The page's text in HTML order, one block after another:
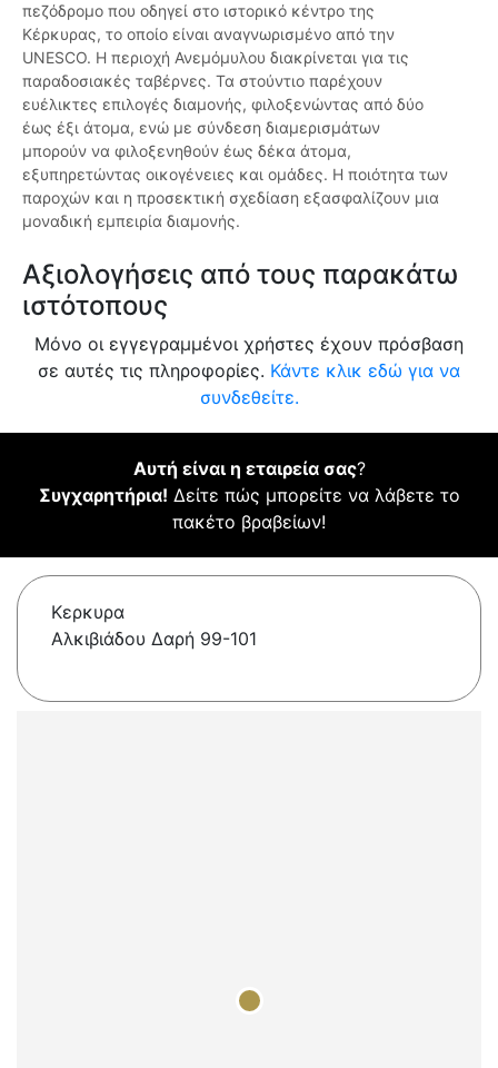
πεζόδρομο που οδηγεί στο ιστορικό κέντρο της
Κέρκυρας, το οποίο είναι αναγνωρισμένο από την
UNESCO. Η περιοχή Ανεμόμυλου διακρίνεται για τις
παραδοσιακές ταβέρνες. Τα στούντιο παρέχουν
ευέλικτες επιλογές διαμονής, φιλοξενώντας από δύο
έως έξι άτομα, ενώ με σύνδεση διαμερισμάτων
μπορούν να φιλοξενηθούν έως δέκα άτομα,
εξυπηρετώντας οικογένειες και ομάδες. Η ποιότητα των
παροχών και η προσεκτική σχεδίαση εξασφαλίζουν μια
μοναδική εμπειρία διαμονής.
Αξιολογήσεις από τους παρακάτω
ιστότοπους
Μόνο οι εγγεγραμμένοι χρήστες έχουν πρόσβαση
σε αυτές τις πληροφορίες. Κάντε κλικ εδώ για να
συνδεθείτε.
Αυτή είναι η εταιρεία σας?
Συγχαρητήρια! Δείτε πώς μπορείτε να λάβετε το
πακέτο βραβείων!
Κερκυρα
Αλκιβιάδου Δαρή 99-101